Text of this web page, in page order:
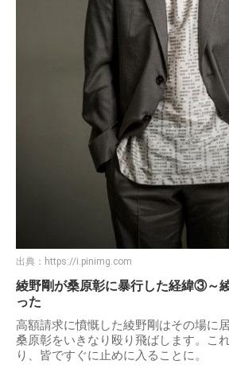
出典： https://i.pinimg.com
綾野剛が桑原彰に暴行した経緯③～
った
高額請求に憤慨した綾野剛はその場に
桑原彰をいきなり殴り飛ばします。こ
り、皆ですぐに止めに入ることに。